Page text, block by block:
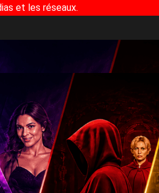
et les réseaux.